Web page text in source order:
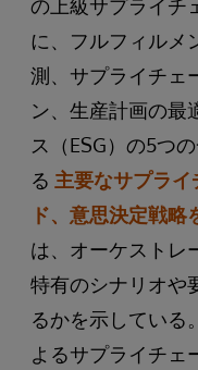
の上級サプライチ
に、フルフィルメ
測、サプライチェ
ン、生産計画の最
ス（ESG）の5つ
る 主要なサプラ
ド、意思決定戦略
は、オーケストレ
特有のシナリオや
るかを示している
よるサプライチェ